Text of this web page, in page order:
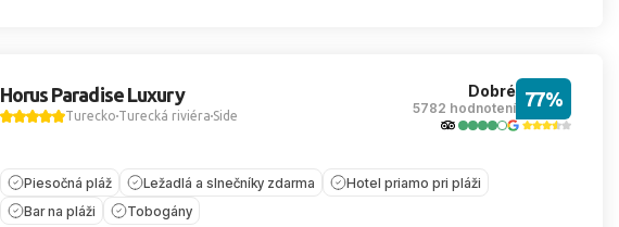
Horus Paradise Luxury
TureckoTurecká riviéraSide
Dobré
5782 hodnotení 77%
Piesočná pláž Ležadlá a slnečníky zdarma
Hotel priamo pri pláži
Bar na pláži
Tobogány